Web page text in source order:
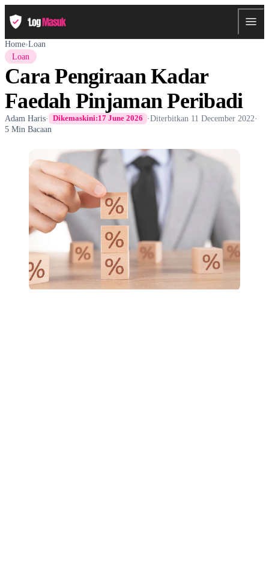
Home›Loan
Loan
Cara Pengiraan Kadar
Faedah Pinjaman Peribadi
Adam Haris· Dikemaskini:17 June 2026 ·Diterbitkan 11 December 2022·
5 Min Bacaan